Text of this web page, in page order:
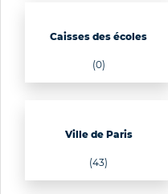
Caisses des écoles
(0)
Ville de Paris
(43)